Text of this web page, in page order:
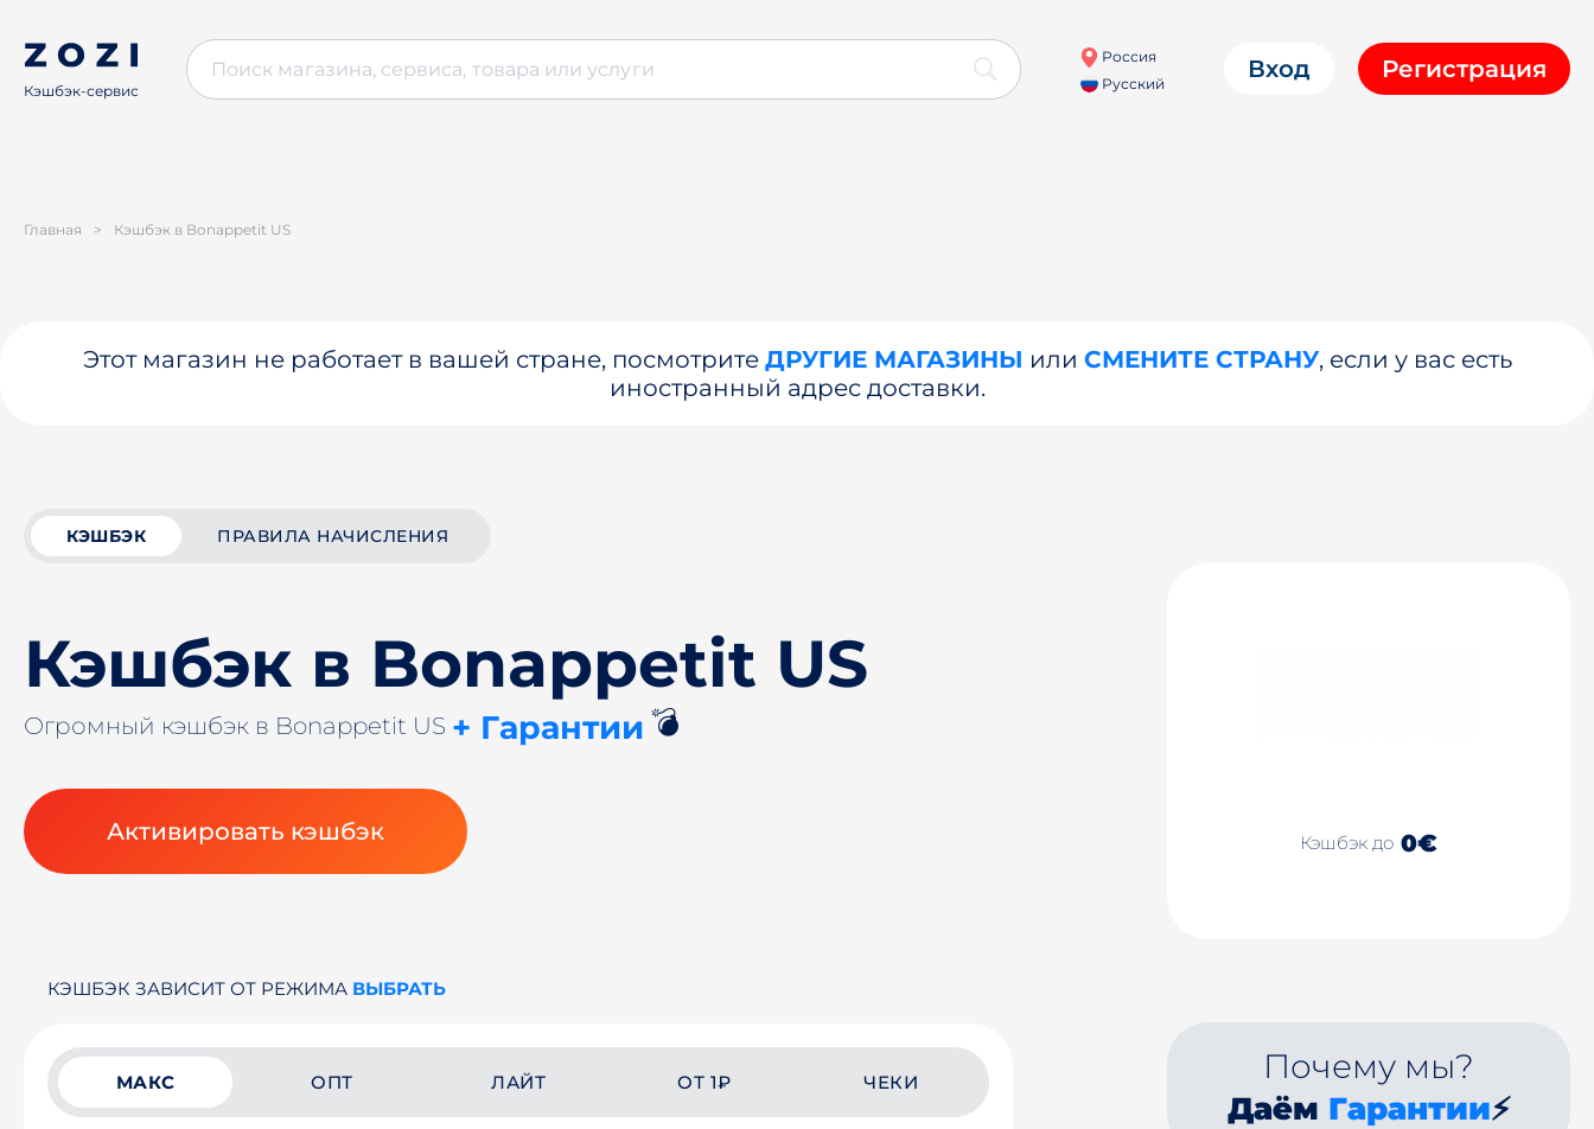
Кэшбэк-сервис
Россия
Русский
Вход Регистрация
Главная > Кэшбэк в Bonappetit US
Этот магазин не работает в вашей стране, посмотрите ДРУГИЕ МАГАЗИНЫ или СМЕНИТЕ СТРАНУ, если у вас есть
иностранный адрес доставки.
КЭШБЭК ПРАВИЛА НАЧИСЛЕНИЯ
Кэшбэк в Bonappetit US
Огромный кэшбэк в Bonappetit US + Гарантии 💣
Активировать кэшбэк Кэшбэк до 0€
КЭШБЭК ЗАВИСИТ ОТ РЕЖИМА ВЫБРАТЬ
МАКС ОПТ ЛАЙТ ОТ 1₽ ЧЕКИ Почему мы?
Даём Гарантии⚡